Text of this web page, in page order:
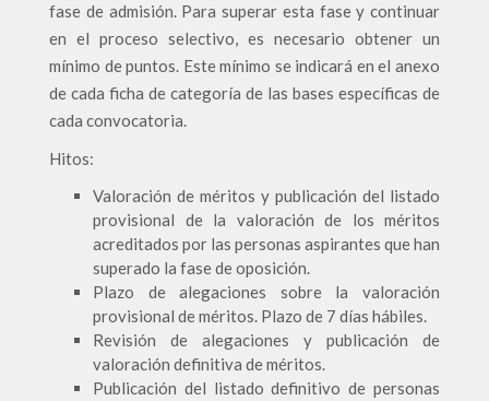
fase de admisión. Para superar esta fase y continuar
en el proceso selectivo, es necesario obtener un
mínimo de puntos. Este mínimo se indicará en el anexo
de cada ficha de categoría de las bases específicas de
cada convocatoria.
Hitos:
Valoración de méritos y publicación del listado
provisional de la valoración de los méritos
acreditados por las personas aspirantes que han
superado la fase de oposición.
Plazo de alegaciones sobre la valoración
provisional de méritos. Plazo de 7 días hábiles.
Revisión de alegaciones y publicación de
valoración definitiva de méritos.
Publicación del listado definitivo de personas